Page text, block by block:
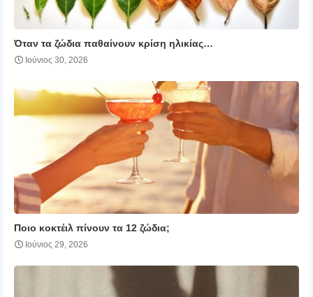
Όταν τα ζώδια παθαίνουν κρίση ηλικίας…
Ιούνιος 30, 2026
Ποιο κοκτέιλ πίνουν τα 12 ζώδια;
Ιούνιος 29, 2026